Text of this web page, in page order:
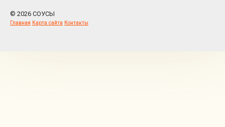
© 2026 СОУСЫ
Главная Карта сайта Контакты